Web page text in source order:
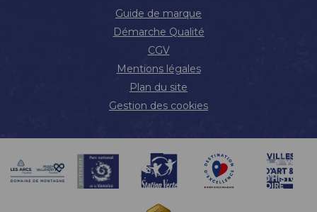
Guide de marque
Démarche Qualité
CGV
Mentions légales
Plan du site
Gestion des cookies